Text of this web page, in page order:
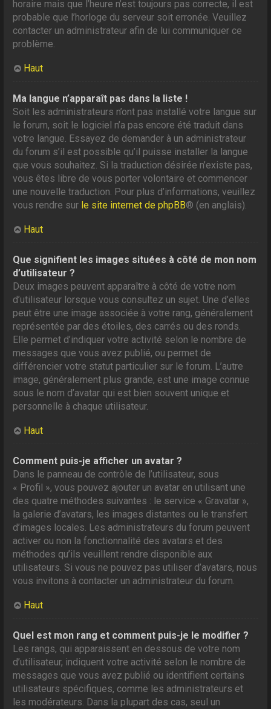
horaire mais que l’heure n’est toujours pas correcte, il est
probable que l’horloge du serveur soit erronée. Veuillez
contacter un administrateur afin de lui communiquer ce
problème.
Haut
Ma langue n’apparaît pas dans la liste !
Soit les administrateurs n’ont pas installé votre langue sur
le forum, soit le logiciel n’a pas encore été traduit dans
votre langue. Essayez de demander à un administrateur
du forum s’il est possible qu’il puisse installer la langue
que vous souhaitez. Si la traduction désirée n’existe pas,
vous êtes libre de vous porter volontaire et commencer
une nouvelle traduction. Pour plus d’informations, veuillez
vous rendre sur le site internet de phpBB® (en anglais).
Haut
Que signifient les images situées à côté de mon nom
d’utilisateur ?
Deux images peuvent apparaître à côté de votre nom
d’utilisateur lorsque vous consultez un sujet. Une d’elles
peut être une image associée à votre rang, généralement
représentée par des étoiles, des carrés ou des ronds.
Elle permet d’indiquer votre activité selon le nombre de
messages que vous avez publié, ou permet de
différencier votre statut particulier sur le forum. L’autre
image, généralement plus grande, est une image connue
sous le nom d’avatar qui est bien souvent unique et
personnelle à chaque utilisateur.
Haut
Comment puis-je afficher un avatar ?
Dans le panneau de contrôle de l’utilisateur, sous
« Profil », vous pouvez ajouter un avatar en utilisant une
des quatre méthodes suivantes : le service « Gravatar »,
la galerie d’avatars, les images distantes ou le transfert
d’images locales. Les administrateurs du forum peuvent
activer ou non la fonctionnalité des avatars et des
méthodes qu’ils veuillent rendre disponible aux
utilisateurs. Si vous ne pouvez pas utiliser d’avatars, nous
vous invitons à contacter un administrateur du forum.
Haut
Quel est mon rang et comment puis-je le modifier ?
Les rangs, qui apparaissent en dessous de votre nom
d’utilisateur, indiquent votre activité selon le nombre de
messages que vous avez publié ou identifient certains
utilisateurs spécifiques, comme les administrateurs et
les modérateurs. Dans la plupart des cas, seul un